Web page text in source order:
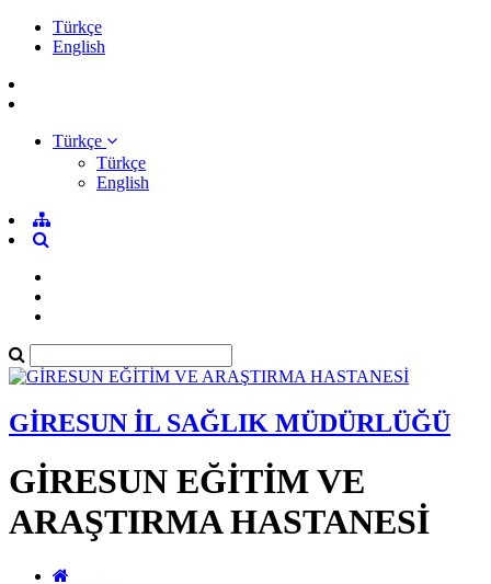
Türkçe
English
Türkçe
Türkçe
English
GİRESUN İL SAĞLIK MÜDÜRLÜĞÜ
GİRESUN EĞİTİM VE
ARAŞTIRMA HASTANESİ